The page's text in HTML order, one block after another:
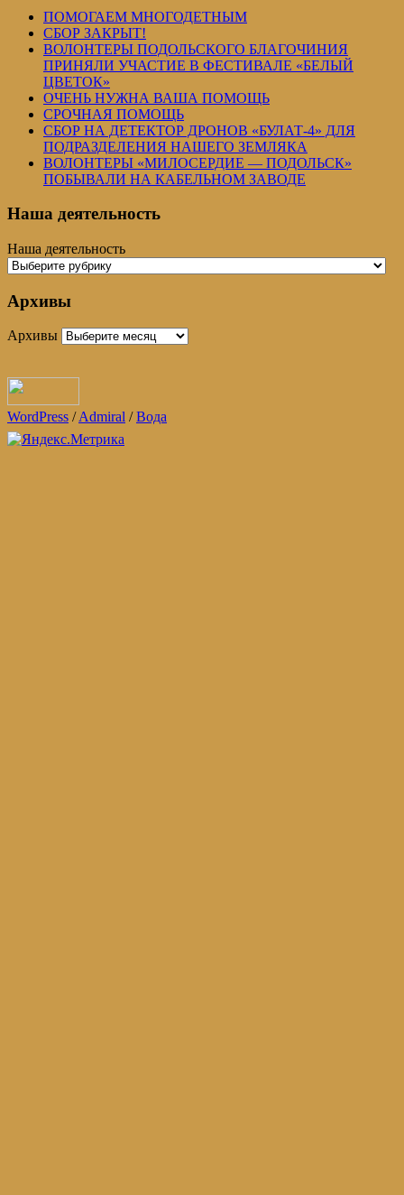
ПОМОГАЕМ МНОГОДЕТНЫМ
СБОР ЗАКРЫТ!
ВОЛОНТЕРЫ ПОДОЛЬСКОГО БЛАГОЧИНИЯ
ПРИНЯЛИ УЧАСТИЕ В ФЕСТИВАЛЕ «БЕЛЫЙ
ЦВЕТОК»
ОЧЕНЬ НУЖНА ВАША ПОМОЩЬ
СРОЧНАЯ ПОМОЩЬ
СБОР НА ДЕТЕКТОР ДРОНОВ «БУЛАТ-4» ДЛЯ
ПОДРАЗДЕЛЕНИЯ НАШЕГО ЗЕМЛЯКА
ВОЛОНТЕРЫ «МИЛОСЕРДИЕ — ПОДОЛЬСК»
ПОБЫВАЛИ НА КАБЕЛЬНОМ ЗАВОДЕ
Наша деятельность
Наша деятельность
Архивы
Архивы
WordPress /Admiral /Вода